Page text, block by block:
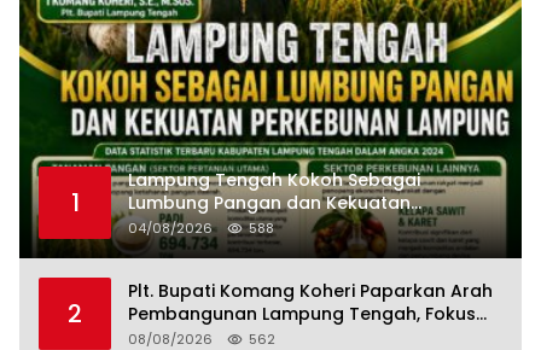
1
Lampung Tengah Kokoh Sebagai
Lumbung Pangan dan Kekuatan
Perkebunan Lampung, Komang Koheri:
Kemandirian Pangan adalah Fondasi
04/08/2026 588
2
Plt. Bupati Komang Koheri Paparkan Arah
Pembangunan Lampung Tengah, Fokus
pada SDM, Ekonomi, Infrastruktur dan
08/08/2026 562